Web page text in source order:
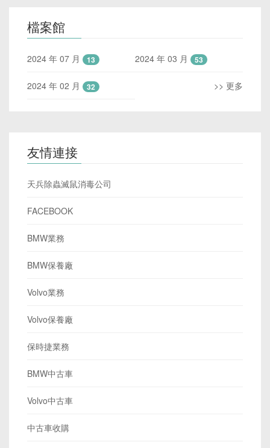
檔案館
2024 年 07 月 13 2024 年 03 月 53
2024 年 02 月 32 >> 更多
友情連接
天兵除蟲滅鼠消毒公司
FACEBOOK
BMW業務
BMW保養廠
Volvo業務
Volvo保養廠
保時捷業務
BMW中古車
Volvo中古車
中古車收購